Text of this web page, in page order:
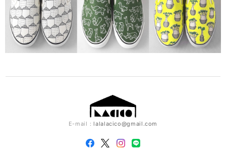
E-mail：lalalacico@gmail.com